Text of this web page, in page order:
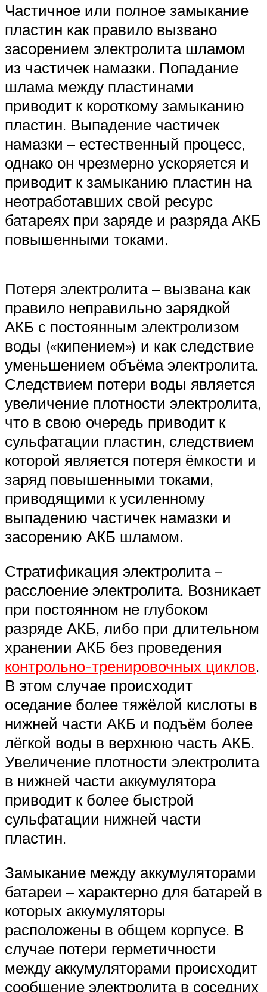
Частичное или полное замыкание
пластин как правило вызвано
засорением электролита шламом
из частичек намазки. Попадание
шлама между пластинами
приводит к короткому замыканию
пластин. Выпадение частичек
намазки – естественный процесс,
однако он чрезмерно ускоряется и
приводит к замыканию пластин на
неотработавших свой ресурс
батареях при заряде и разряда АКБ
повышенными токами.
Потеря электролита – вызвана как
правило неправильно зарядкой
АКБ с постоянным электролизом
воды («кипением») и как следствие
уменьшением объёма электролита.
Следствием потери воды является
увеличение плотности электролита,
что в свою очередь приводит к
сульфатации пластин, следствием
которой является потеря ёмкости и
заряд повышенными токами,
приводящими к усиленному
выпадению частичек намазки и
засорению АКБ шламом.
Стратификация электролита –
расслоение электролита. Возникает
при постоянном не глубоком
разряде АКБ, либо при длительном
хранении АКБ без проведения
контрольно-тренировочных циклов.
В этом случае происходит
оседание более тяжёлой кислоты в
нижней части АКБ и подъём более
лёгкой воды в верхнюю часть АКБ.
Увеличение плотности электролита
в нижней части аккумулятора
приводит к более быстрой
сульфатации нижней части
пластин.
Замыкание между аккумуляторами
батареи – характерно для батарей в
которых аккумуляторы
расположены в общем корпусе. В
случае потери герметичности
между аккумуляторами происходит
сообщение электролита в соседних